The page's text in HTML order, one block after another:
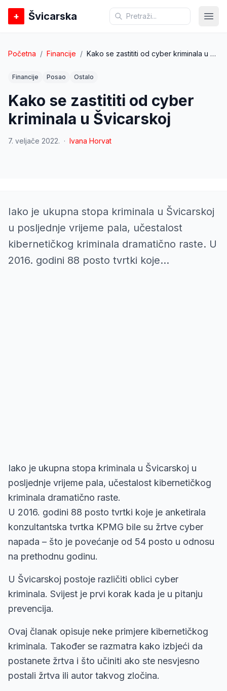
+ Švicarska
Početna / Financije / Kako se zastititi od cyber kriminala u Švicarskoj
Financije Posao Ostalo
Kako se zastititi od cyber
kriminala u Švicarskoj
7. veljače 2022. · Ivana Horvat
Iako je ukupna stopa kriminala u Švicarskoj
u posljednje vrijeme pala, učestalost
kibernetičkog kriminala dramatično raste. U
2016. godini 88 posto tvrtki koje...
Iako je ukupna stopa kriminala u Švicarskoj u
posljednje vrijeme pala, učestalost kibernetičkog
kriminala dramatično raste.
U 2016. godini 88 posto tvrtki koje je anketirala
konzultantska tvrtka KPMG bile su žrtve cyber
napada – što je povećanje od 54 posto u odnosu
na prethodnu godinu.
U Švicarskoj postoje različiti oblici cyber
kriminala. Svijest je prvi korak kada je u pitanju
prevencija.
Ovaj članak opisuje neke primjere kibernetičkog
kriminala. Također se razmatra kako izbjeći da
postanete žrtva i što učiniti ako ste nesvjesno
postali žrtva ili autor takvog zločina.